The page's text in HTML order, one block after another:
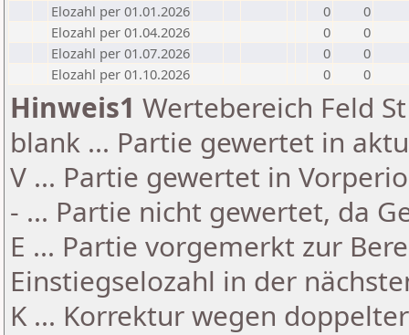
Elozahl per 01.01.2026
0
0
Elozahl per 01.04.2026
0
0
Elozahl per 01.07.2026
0
0
Elozahl per 01.10.2026
0 0
Hinweis1 Wertebereich Feld
blank ... Partie gewertet in
V ... Partie gewertet in
- ... Partie nicht gewertet, da
E ... Partie vorgemerkt zur
Einstiegselozahl in der
K ... Korrektur wegen